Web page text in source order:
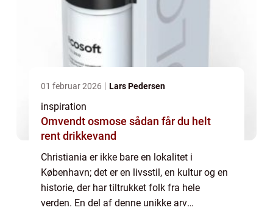
01 februar 2026 Lars Pedersen
inspiration
Omvendt osmose sådan får du helt
rent drikkevand
Christiania er ikke bare en lokalitet i
København; det er en livsstil, en kultur og en
historie, der har tiltrukket folk fra hele
verden. En del af denne unikke arv